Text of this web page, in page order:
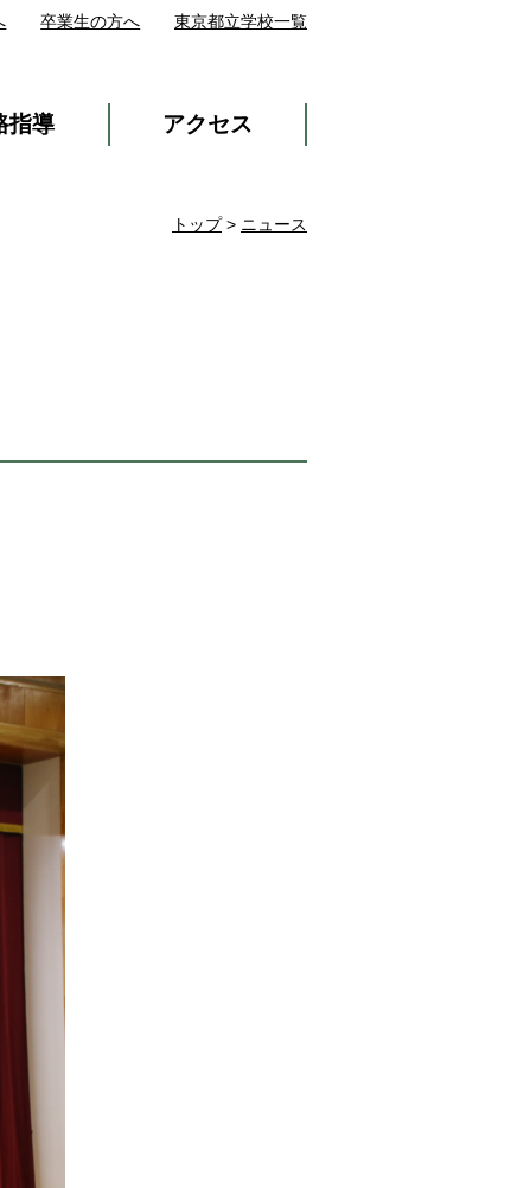
指導 アクセス
卒業生の方へ 東京都立学校一覧
トップ> ニュース